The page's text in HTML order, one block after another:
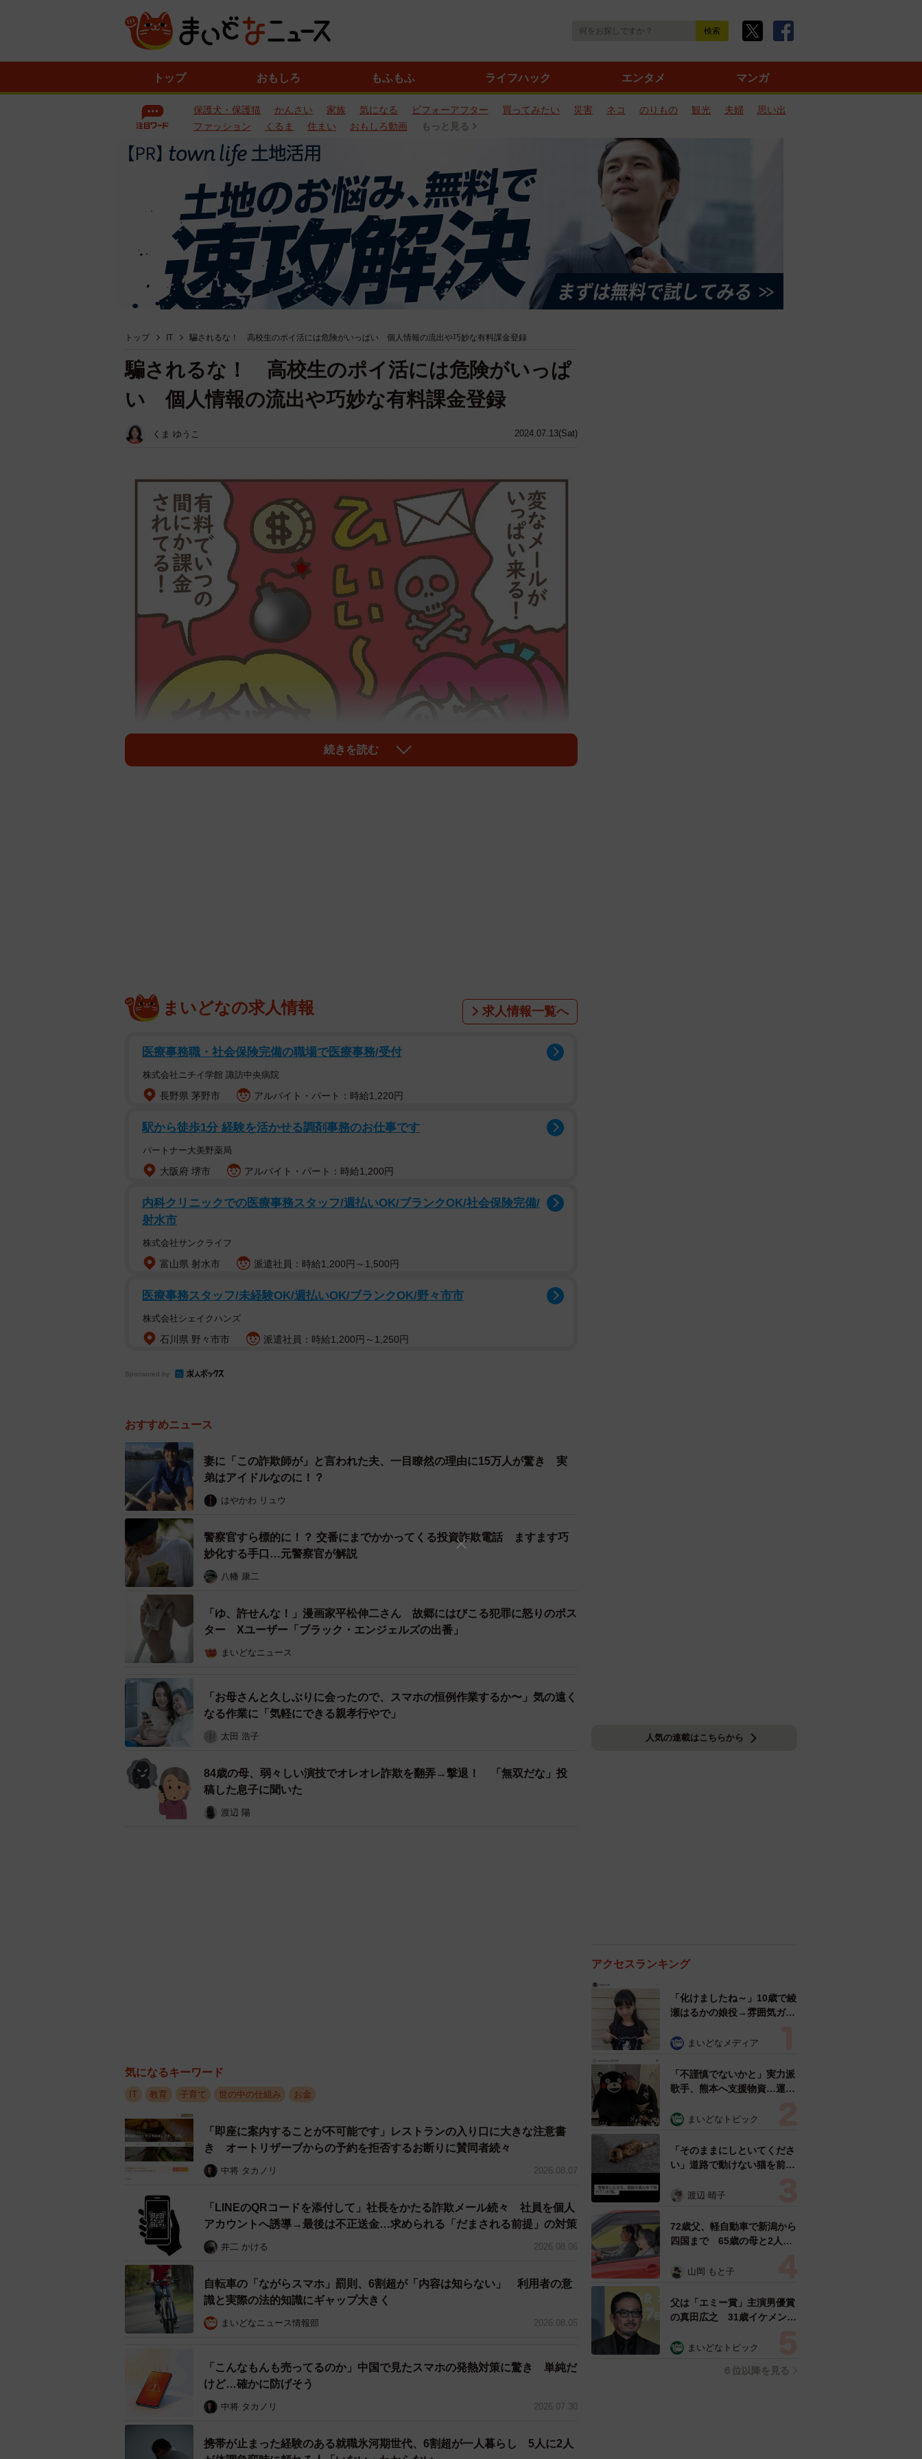
トップ おもしろ もふもふ ライフハック エンタメ マンガ
保護犬・保護猫 かんさい 家族 気になる ビフォーアフター 買ってみたい 災害 ネコ のりもの 観光 夫婦
思い出
ファッション
くるま 住まい おもしろ動画 もっと見る
トップ IT 騙されるな！ 高校生のポイ活には危険がいっぱい 個人情報の流出や巧妙な有料課金登録
2024.07.13(Sat)
騙されるな！ 高校生のポイ活には危険がいっぱ
い 個人情報の流出や巧妙な有料課金登録
くま ゆうこ
中高生の約1割が「おこづかいやアルバイト以外お金を得ている」と回答。またその手段は
「ポイ活」がトップで約4割となりました。なお、「ネットフリマ・オークションサービス
への出品」「アンケートモニター」といった回答も上位に入りました。
ポイ活とは、ポイントサイトやアプリを利用して、広告の視聴やアンケート回答、ゲームの
プレイなどを通じてポイントを貯め、それを現金やギフトカードなどに交換するものです。
しかし、その便利さと手軽さの裏には、実は様々なトラブルが潜んでいることを知っている
でしょうか。中高生がポイ活アプリやサイトを利用する際に直面するトラブルについて、具
体的な事例を交えて紹介します。
【トラブル事例1】個人情報の漏洩
ポイ活アプリに登録する際、氏名やメールアドレス、電話番号などの個人情報を入力する必
要があります。中学生のYさんは、ポイ活アプリに登録し、ポイントを貯めるために積極的
に活動していました。今月の目標額は〇〇〇円！と意気込んでいたので、とにかく早く使い
たい一心で個人情報を入れました。
しかし、ある日突然、身に覚えのないダイレクトメールや電話が頻繁に来るようになりまし
た。メールにはポルノ動画やフィッシング詐欺、出会い系サイトの案内など、一日に数十件
送信されるようになりました。
このようなケースは決して珍しくありません。特に中高生は、個人情報の取り扱いに関する
知識が不足しているため、簡単に情報を提供してしまうことがあります。ポイ活を始める前
また有料サイトの中には、「〇日無料」と書いてあるので登録すると、細かい条件で、解約
できない期間が設けられていたり、解約までの手続きが煩雑だったりと、結局課金してしま
ったという事例もあります。
元々入る予定の有料サイトならいいのですが、ポイ活のために課金をしてしまい、結局損を
することもあるので、解約方法や料金体系を理解した上で利用することが重要です。未成年
しょう。
【トラブル事例3】詐欺サイト
▽高校生Lさん
Lさんは、友人から紹介されたポイ活サイトを利用していました。しかし、いくらポイント
を貯めても、現金やギフトカードに交換することができませんでした。おかしいなと思って
サイトにアクセスできたとしても、ポイントを貯めるだけ貯めさせて、交換できない仕組み
であるものもあります。そのようなものは詐欺サイトの可能性もあります。
このようなトラブルを避けるためには、アプリの評価やレビューを確認し、信頼性の高いも
のを選ぶことも重要です。
続きを読む
まいどなの求人情報 求人情報一覧へ
医療事務職・社会保険完備の職場で医療事務/受付
株式会社ニチイ学館 諏訪中央病院
長野県 茅野市 アルバイト・パート：時給1,220円
駅から徒歩1分 経験を活かせる調剤事務のお仕事です
パートナー大美野薬局
大阪府 堺市 アルバイト・パート：時給1,200円
内科クリニックでの医療事務スタッフ/週払いOK/ブランクOK/社会保険完備/
射水市
株式会社サンクライフ
富山県 射水市 派遣社員：時給1,200円～1,500円
医療事務スタッフ/未経験OK/週払いOK/ブランクOK/野々市市
株式会社シェイクハンズ
石川県 野々市市 派遣社員：時給1,200円～1,250円
Sponsored by
おすすめニュース
妻に「この詐欺師が」と言われた夫、一目瞭然の理由に15万人が驚き 実
弟はアイドルなのに！？
はやかわ リュウ
警察官すら標的に！？ 交番にまでかかってくる投資詐欺電話 ますます巧
妙化する手口…元警察官が解説
八幡 康二
「ゆ、許せんな！」漫画家平松伸二さん 故郷にはびこる犯罪に怒りのポス
ター Xユーザー「ブラック・エンジェルズの出番」
まいどなニュース
「お母さんと久しぶりに会ったので、スマホの恒例作業するか〜」気の遠く
なる作業に「気軽にできる親孝行やで」
太田 浩子
84歳の母、弱々しい演技でオレオレ詐欺を翻弄→撃退！ 「無双だな」投
稿した息子に聞いた
渡辺 陽
気になるキーワード
IT 教育 子育て 世の中の仕組み お金
「即座に案内することが不可能です」レストランの入り口に大きな注意書
き オートリザーブからの予約を拒否するお断りに賛同者続々
中将 タカノリ 2026.08.07
「LINEのQRコードを添付して」社長をかたる詐欺メール続々 社員を個人
アカウントへ誘導→最後は不正送金…求められる「だまされる前提」の対策
井二 かける 2026.08.06
自転車の「ながらスマホ」罰則、6割超が「内容は知らない」 利用者の意
識と実際の法的知識にギャップ大きく
まいどなニュース情報部 2026.08.05
「こんなもんも売ってるのか」中国で見たスマホの発熱対策に驚き 単純だ
けど…確かに防げそう
中将 タカノリ 2026.07.30
携帯が止まった経験のある就職氷河期世代、6割超が一人暮らし 5人に2人
人気の連載はこちらから
アクセスランキング
「化けましたね～」10歳で綾
瀬はるかの娘役→雰囲気ガラ
雰囲気が」「宝塚に入れそ
まいどなメディア
「不謹慎でないかと」実力派
歌手、熊本へ支援物資…運搬
めらい 「痛いほど伝わる」
まいどなトピック
「そのままにしといてくださ
い」道路で動けない猫を前に
ようとした4日間 「命の重
表の訴え
渡辺 晴子
72歳父、軽自動車で新潟から
四国まで 65歳の母と2人で
憩まで分刻み… 「大学生で
山岡 もと子
父は「エミー賞」主演男優賞
の真田広之 31歳イケメン俳
「ガチヒロさんそっくり」
まいどなトピック
６位以降を見る